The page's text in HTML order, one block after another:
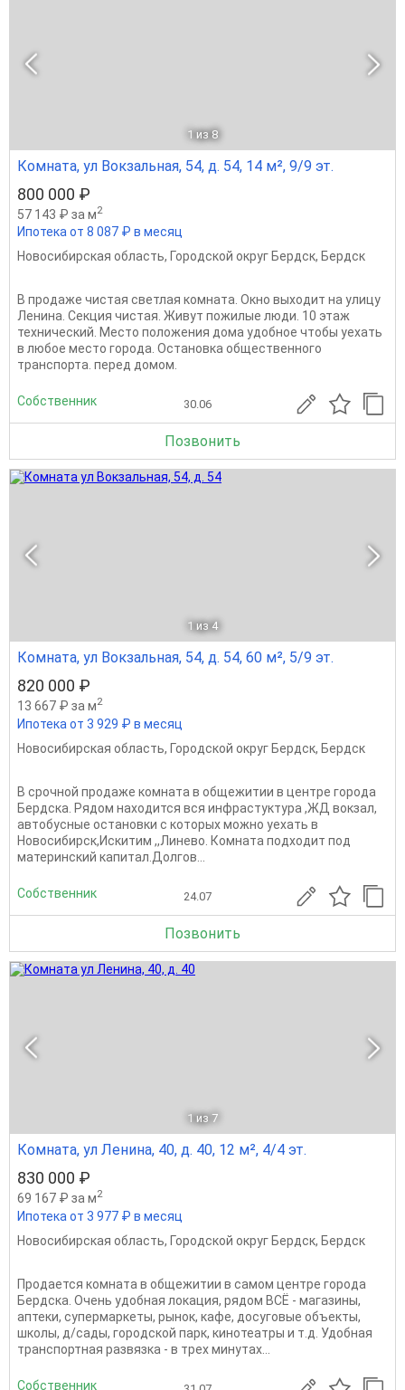
1 из 8
Комната, ул Вокзальная, 54, д. 54, 14 м², 9/9 эт.
800 000 ₽
57 143 ₽ за м2
Ипотека от 8 087 ₽ в месяц
Новосибирская область, Городской округ Бердск, Бердск
В продаже чистая светлая комната. Окно выходит на улицу
Ленина. Секция чистая. Живут пожилые люди. 10 этаж
технический. Место положения дома удобное чтобы уехать
в любое место города. Остановка общественного
транспорта. перед домом.
Собственник 30.06
Позвонить
1 из 4
Комната, ул Вокзальная, 54, д. 54, 60 м², 5/9 эт.
820 000 ₽
13 667 ₽ за м2
Ипотека от 3 929 ₽ в месяц
Новосибирская область, Городской округ Бердск, Бердск
В срочной продаже комната в общежитии в центре города
Бердска. Рядом находится вся инфрастуктура ,ЖД вокзал,
автобусные остановки с которых можно уехать в
Новосибирск,Искитим ,,Линево. Комната подходит под
материнский капитал.Долгов...
Собственник 24.07
Позвонить
1 из 7
Комната, ул Ленина, 40, д. 40, 12 м², 4/4 эт.
830 000 ₽
69 167 ₽ за м2
Ипотека от 3 977 ₽ в месяц
Новосибирская область, Городской округ Бердск, Бердск
Продается комната в общежитии в самом центре города
Бердска. Очень удобная локация, рядом ВСЁ - магазины,
аптеки, супермаркеты, рынок, кафе, досуговые объекты,
школы, д/сады, городской парк, кинотеатры и т.д. Удобная
транспортная развязка - в трех минутах...
Собственник